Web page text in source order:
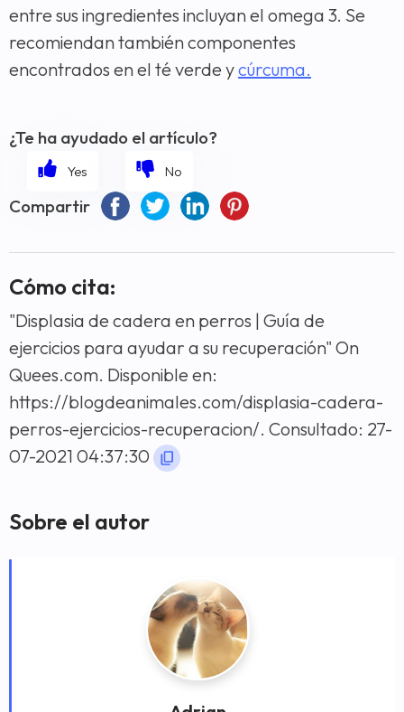
entre sus ingredientes incluyan el omega 3. Se
recomiendan también componentes
encontrados en el té verde ycúrcuma.
¿Te ha ayudado el artículo?
Compartir
Cómo cita:
"Displasia de cadera en perros | Guía de
ejercicios para ayudar a su recuperación" On
Quees.com. Disponible en:
https://blogdeanimales.com/displasia-cadera-
perros-ejercicios-recuperacion/. Consultado: 27-
07-2021 04:37:30
Sobre el autor